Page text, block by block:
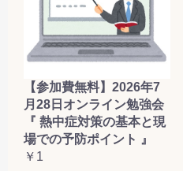
【参加費無料】2026年7
月28日オンライン勉強会
『 熱中症対策の基本と現
場での予防ポイント 』
￥1